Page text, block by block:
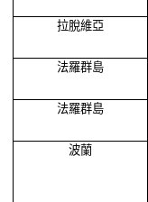
拉脫維亞
法羅群島
法羅群島
波蘭